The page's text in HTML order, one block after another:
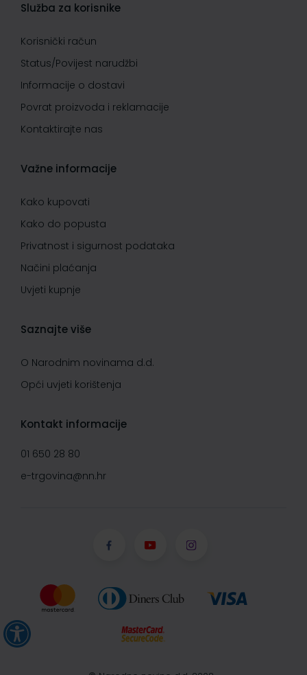
Služba za korisnike
Korisnički račun
Status/Povijest narudžbi
Informacije o dostavi
Povrat proizvoda i reklamacije
Kontaktirajte nas
Važne informacije
Kako kupovati
Kako do popusta
Privatnost i sigurnost podataka
Načini plaćanja
Uvjeti kupnje
Saznajte više
O Narodnim novinama d.d.
Opći uvjeti korištenja
Kontakt informacije
01 650 28 80
e-trgovina@nn.hr